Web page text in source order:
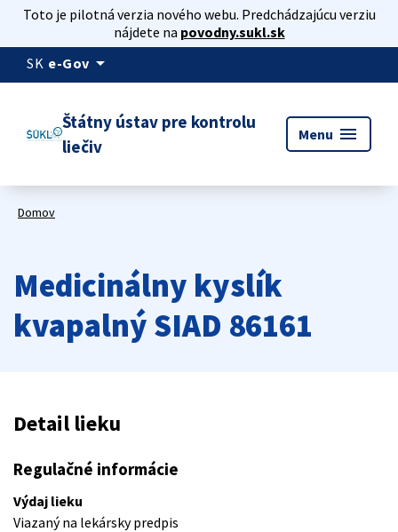
Toto je pilotná verzia nového webu. Predchádzajúcu verziu
nájdete na povodny.sukl.sk
SK e-Gov arrow_drop_down
Štátny ústav pre kontrolu
liečiv
Menu menu
Domov
Medicinálny kyslík
kvapalný SIAD 86161
Detail lieku
Regulačné informácie
Výdaj lieku
Viazaný na lekársky predpis